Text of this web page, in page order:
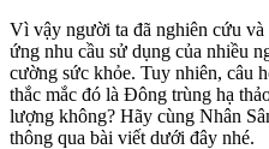
Vì vậy người ta đã nghiên cứu
ứng nhu cầu sử dụng của nhiều
cường sức khỏe. Tuy nhiên, câu
thắc mắc đó là Đông trùng hạ
lượng không? Hãy cùng Nhân
thông qua bài viết dưới đây nhé.